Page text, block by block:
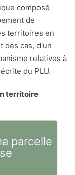
composé
de
territoires en
des cas, d'un
relatives à
du PLU.
territoire
parcelle